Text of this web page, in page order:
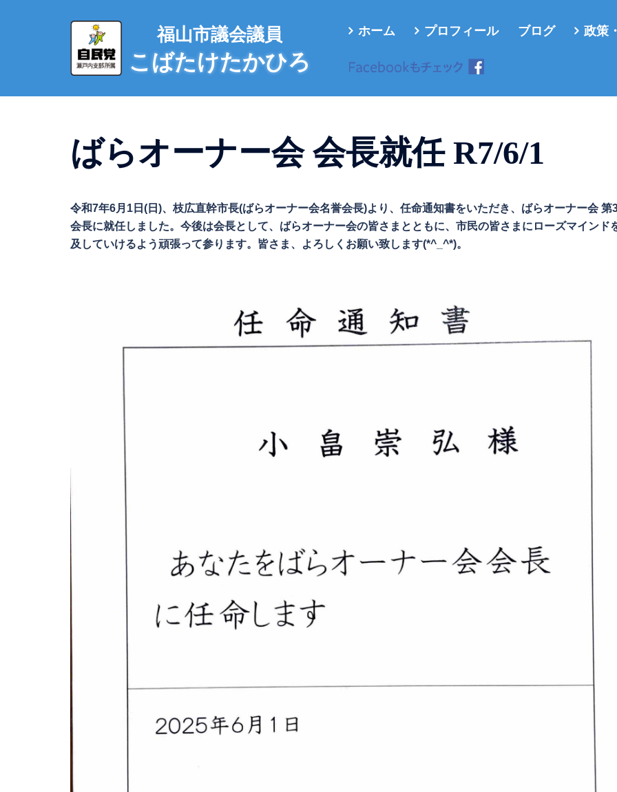
へ
福山市議会議員
こばたけたかひろ
ホーム プロフィール ブログ 政策
ばらオーナー会 会長就任 R7/6/1
令和7年6月1日(日)、枝広直幹市長(ばらオーナー会名誉会長)より、任命通知書をいただき、ばらオーナー会 第
会長に就任しました。今後は会長として、ばらオーナー会の皆さまとともに、市民の皆さまにローズマインド
及していけるよう頑張って参ります。皆さま、よろしくお願い致します(*^_^*)。